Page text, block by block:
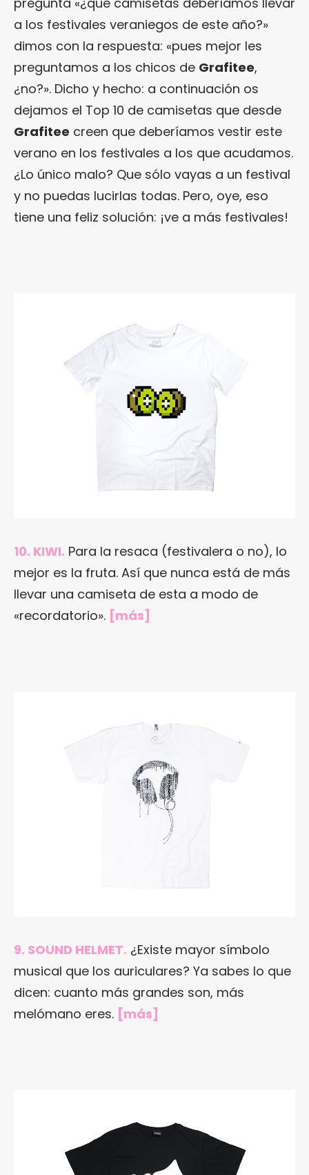
a los festivales veraniegos de este año?»
dimos con la respuesta: «pues mejor les
preguntamos a los chicos de Grafitee,
¿no?». Dicho y hecho: a continuación os
dejamos el Top 10 de camisetas que desde
Grafitee creen que deberíamos vestir este
verano en los festivales a los que acudamos.
¿Lo único malo? Que sólo vayas a un festival
y no puedas lucirlas todas. Pero, oye, eso
tiene una feliz solución: ¡ve a más festivales!
10. KIWI. Para la resaca (festivalera o no), lo
mejor es la fruta. Así que nunca está de más
llevar una camiseta de esta a modo de
«recordatorio». [más]
9. SOUND HELMET. ¿Existe mayor símbolo
musical que los auriculares? Ya sabes lo que
dicen: cuanto más grandes son, más
melómano eres. [más]